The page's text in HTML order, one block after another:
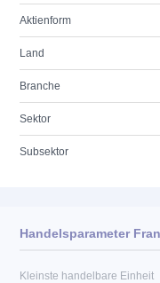
Aktienform
Land
Branche
Sektor
Subsektor
Handelsparameter
Kleinste handelbare Einheit